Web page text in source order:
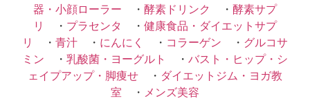
器・小顔ローラー ・ 酵素ドリンク ・ 酵素サプ
リ
・ プラセンタ ・ 健康食品・ダイエットサプ
リ
・ 青汁 ・ にんにく ・ コラーゲン ・ グルコサ
ミン ・ 乳酸菌・ヨーグルト ・ バスト・ヒップ・シ
ェイプアップ・脚痩せ ・ ダイエットジム・ヨガ教
室 ・ メンズ美容